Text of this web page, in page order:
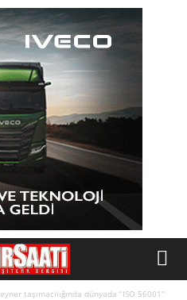
taşımacılığında dünyada “ISO 56001”